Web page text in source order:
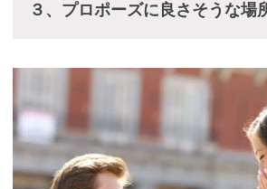
３、プロポーズに良さそうな場